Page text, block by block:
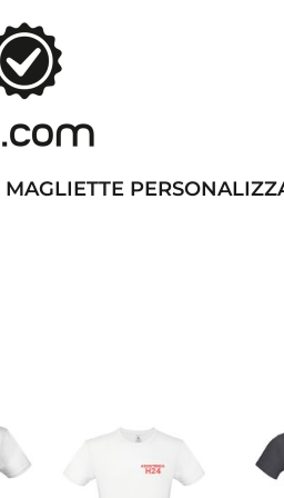
MAGLIETTE
ALTA VISIBILITA'